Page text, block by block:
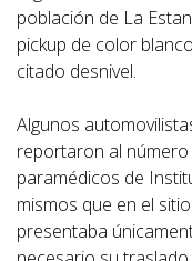
población de La
pickup de color
citado desnivel.
Algunos
reportaron al número
paramédicos de
mismos que en el
presentaba